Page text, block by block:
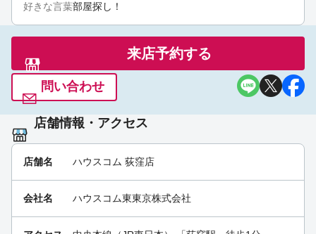
を見つけませんか？年明けは大変混む時期になりま
すので、今がチャンスです！お問い合わせ、ご来店
お待ちしております✨ #ハウスコム #荻窪 [荻窪
店]09:54 am Oct 12th
好きな言葉部屋探し！
来店予約する
問い合わせ
店舗情報・アクセス
店舗名 ハウスコム 荻窪店
会社名 ハウスコム東東京株式会社